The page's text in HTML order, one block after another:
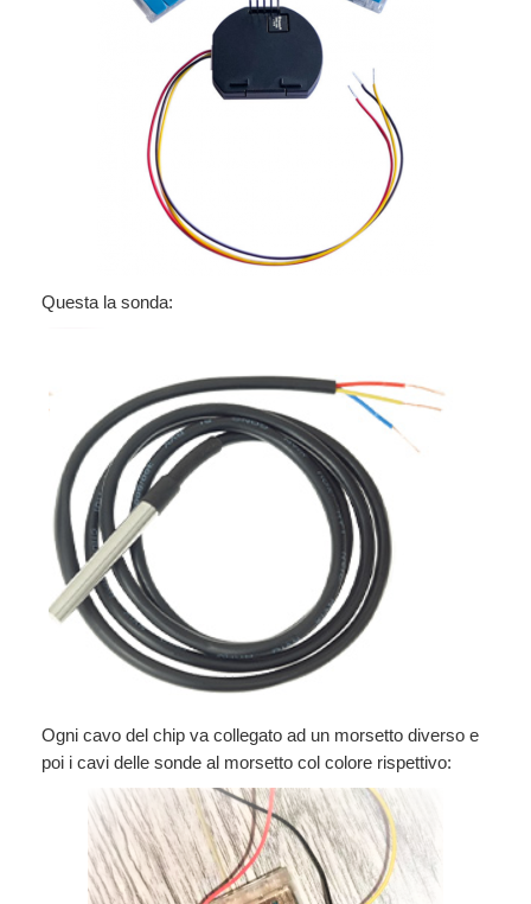
Questa la sonda:
Ogni cavo del chip va collegato ad un morsetto diverso e
poi i cavi delle sonde al morsetto col colore rispettivo: